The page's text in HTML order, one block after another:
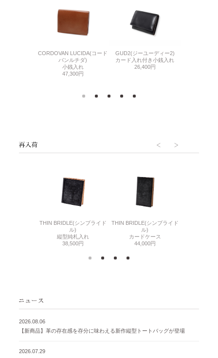
CORDOVAN LUCIDA(コード
バンルチダ)
小銭入れ
47,300円
GUD2(ジーユーディー2)
カード入れ付き小銭入れ
26,400円
THIN BRIDLE(シンブライド
ル)
縦型純札入れ
38,500円
THIN BRIDLE(シンブライド
ル)
カードケース
44,000円
2026.08.06
【新商品】革の存在感を存分に味わえる新作縦型トートバッグが登場
2026.07.29